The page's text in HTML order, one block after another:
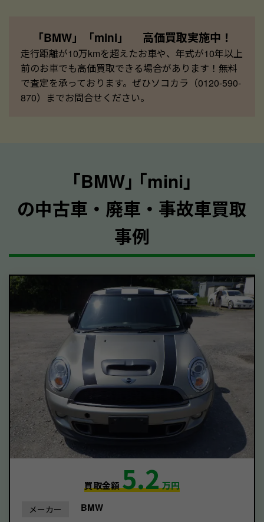
「BMW」「mini」 高価買取実施中！
走行距離が10万kmを超えたお車や、年式が10年以上
前のお車でも高価買取できる場合があります！無料
で査定を承っております。ぜひソコカラ（0120-590-
870）までお問合せください。
｢BMW｣ ｢mini｣
の中古車・廃車・事故車買取
事例
買取金額5.2万円
メーカー BMW